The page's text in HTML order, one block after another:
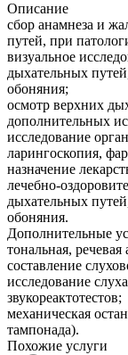
Описание
сбор анамнеза и
путей, при
визуальное
дыхательных
обоняния;
осмотр верхних
дополнительных
исследование
ларингоскопия,
назначение
лечебно-
дыхательных
обоняния.
Дополнительные
тональная, речевая
составление
исследование
звукореактотестов;
механическая
тампонада).
Похожие услуги